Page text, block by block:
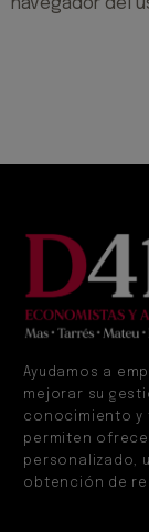
Ayudamos a
mejorar su
conocimiento y
permiten
personalizado,
obtención de